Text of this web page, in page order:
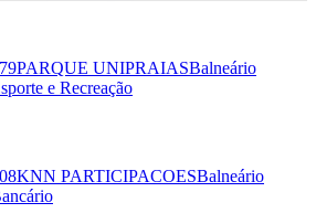
PARQUE UNIPRAIASBalneário
e Recreação
KNN PARTICIPACOESBalneário